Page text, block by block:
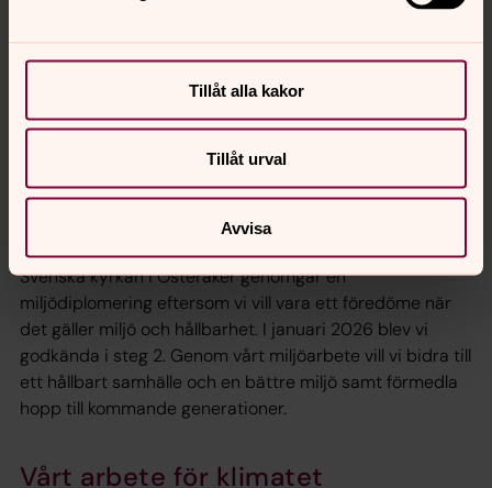
Tillåt alla kakor
Tillåt urval
Avvisa
Hållbarhets- och miljöarbete
Svenska kyrkan i Österåker genomgår en
miljödiplomering eftersom vi vill vara ett föredöme när
det gäller miljö och hållbarhet. I januari 2026 blev vi
godkända i steg 2. Genom vårt miljöarbete vill vi bidra till
ett hållbart samhälle och en bättre miljö samt förmedla
hopp till kommande generationer.
Vårt arbete för klimatet